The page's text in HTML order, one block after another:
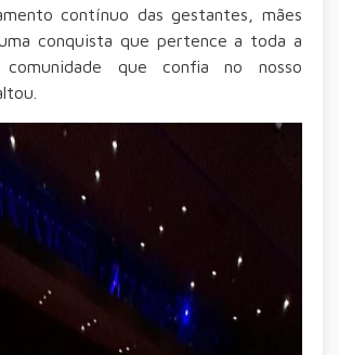
contínuo das gestantes, mães
conquista que pertence a toda a
que confia no nosso